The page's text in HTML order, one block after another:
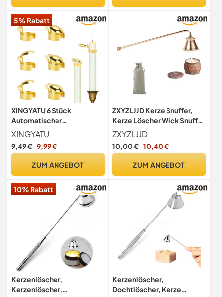
5% Rabatt
XINGYATU 6 Stück
Automatischer
Kerzenlöscher,
Kerzenlöscher, Metall
Dochtflammenlöscher,
Stopper, Kerzenlöscher
Lange Kerzen mit einem
Durchmesser 20-22mm
XINGYATU
9,49 € 9,99 €
ZUM ANGEBOT
ZXYZLJJD Kerze Snuffer,
Kerze Löscher Wick Snuffer
Zubehör mit langem Griff
Edelstahl Kerze Snuffer für
die meisten Kerzen
ZXYZLJJD
10,00 € 10,40 €
ZUM ANGEBOT
10% Rabatt
Kerzenlöscher,
Kerzenlöscher,
Kerzenlöscher,
Dochtlöscher, Kerze